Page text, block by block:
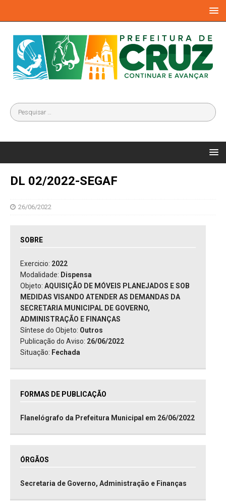
DL 02/2022-SEGAF
26/06/2022
SOBRE
Exercicio: 2022
Modalidade: Dispensa
Objeto: AQUISIÇÃO DE MÓVEIS PLANEJADOS E SOB
MEDIDAS VISANDO ATENDER AS DEMANDAS DA
SECRETARIA MUNICIPAL DE GOVERNO,
ADMINISTRAÇÃO E FINANÇAS
Síntese do Objeto: Outros
Publicação do Aviso: 26/06/2022
Situação: Fechada
FORMAS DE PUBLICAÇÃO
Flanelógrafo da Prefeitura Municipal em 26/06/2022
ÓRGÃOS
Secretaria de Governo, Administração e Finanças